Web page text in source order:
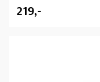
219,-